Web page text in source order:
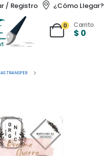
/ Registro ¿Cómo Llegar?
0 Carrito
$ 0
TRANSFER